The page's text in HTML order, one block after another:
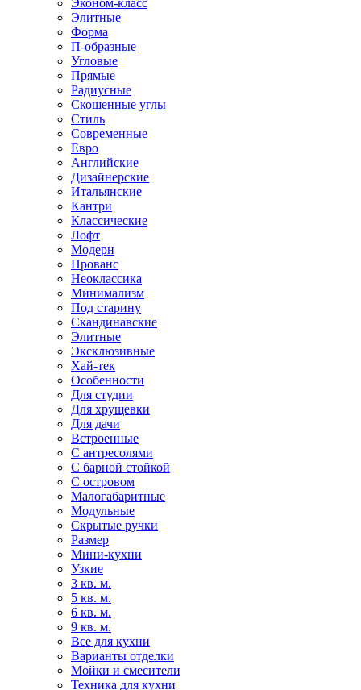
Эконом-класс
Элитные
Форма
П-образные
Угловые
Прямые
Радиусные
Скошенные углы
Стиль
Современные
Евро
Английские
Дизайнерские
Итальянские
Кантри
Классические
Лофт
Модерн
Прованс
Неоклассика
Минимализм
Под старину
Скандинавские
Элитные
Эксклюзивные
Хай-тек
Особенности
Для студии
Для хрущевки
Для дачи
Встроенные
С антресолями
С барной стойкой
С островом
Малогабаритные
Модульные
Скрытые ручки
Размер
Мини-кухни
Узкие
3 кв. м.
5 кв. м.
6 кв. м.
9 кв. м.
Все для кухни
Варианты отделки
Мойки и смесители
Техника для кухни